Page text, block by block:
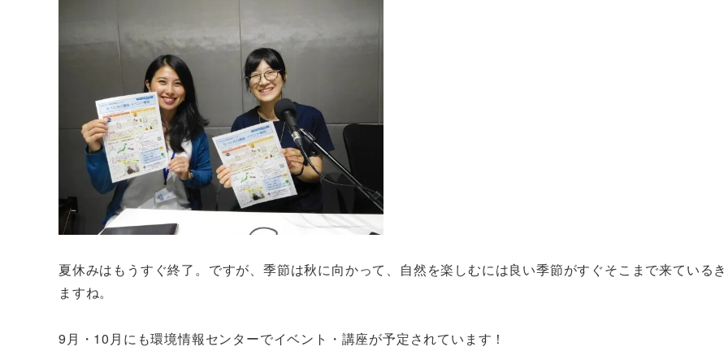
夏休みはもうすぐ終了。ですが、季節は秋に向かって、自然を楽しむには良い季節がすぐそこまで来ている
ますね。
9月・10月にも環境情報センターでイベント・講座が予定されています！